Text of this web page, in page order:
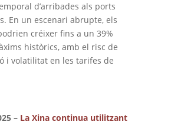
d’arribades als ports
En un escenari abrupte, els
créixer fins a un 39%
històrics, amb el risc de
i volatilitat en les tarifes de
– La Xina continua utilitzant